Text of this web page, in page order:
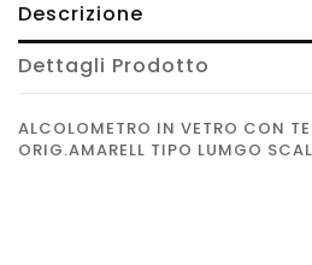
Descrizione
Dettagli Prodotto
ALCOLOMETRO IN VETRO CON
ORIG.AMARELL TIPO LUMGO